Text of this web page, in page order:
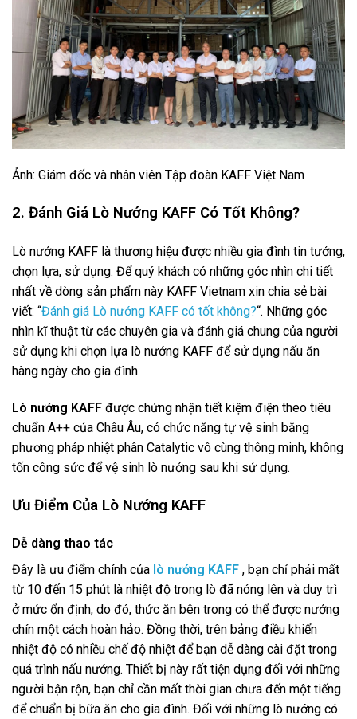
Ảnh: Giám đốc và nhân viên Tập đoàn KAFF Việt Nam
2. Đánh Giá Lò Nướng KAFF Có Tốt Không?
Lò nướng KAFF là thương hiệu được nhiều gia đình tin tưởng,
chọn lựa, sử dụng. Để quý khách có những góc nhìn chi tiết
nhất về dòng sản phẩm này KAFF Vietnam xin chia sẻ bài
viết: “Đánh giá Lò nướng KAFF có tốt không?“. Những góc
nhìn kĩ thuật từ các chuyên gia và đánh giá chung của người
sử dụng khi chọn lựa lò nướng KAFF để sử dụng nấu ăn
hàng ngày cho gia đình.
Lò nướng KAFF được chứng nhận tiết kiệm điện theo tiêu
chuẩn A++ của Châu Âu, có chức năng tự vệ sinh bằng
phương pháp nhiệt phân Catalytic vô cùng thông minh, không
tốn công sức để vệ sinh lò nướng sau khi sử dụng.
Ưu Điểm Của Lò Nướng KAFF
Dễ dàng thao tác
Đây là ưu điểm chính của lò nướng KAFF , bạn chỉ phải mất
từ 10 đến 15 phút là nhiệt độ trong lò đã nóng lên và duy trì
ở mức ổn định, do đó, thức ăn bên trong có thể được nướng
chín một cách hoàn hảo. Đồng thời, trên bảng điều khiển
nhiệt độ có nhiều chế độ nhiệt để bạn dễ dàng cài đặt trong
quá trình nấu nướng. Thiết bị này rất tiện dụng đối với những
người bận rộn, bạn chỉ cần mất thời gian chưa đến một tiếng
để chuẩn bị bữa ăn cho gia đình. Đối với những lò nướng có